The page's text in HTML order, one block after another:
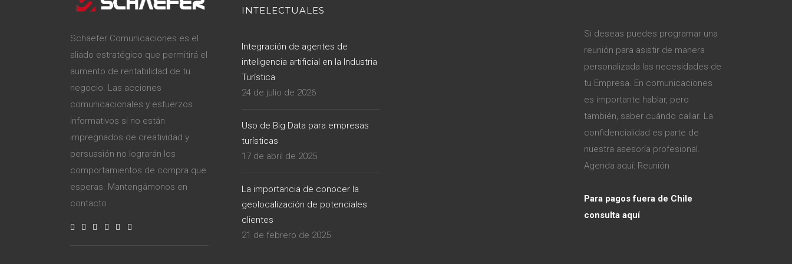
Schaefer Comunicaciones es el
aliado estratégico que permitirá el
aumento de rentabilidad de tu
negocio. Las acciones
comunicacionales y esfuerzos
informativos si no están
impregnados de creatividad y
persuasión no lograrán los
comportamientos de compra que
esperas. Mantengámonos en
contacto
INTELECTUALES
Integración de agentes de
inteligencia artificial en la Industria
Turística
24 de julio de 2026
Uso de Big Data para empresas
turísticas
17 de abril de 2025
La importancia de conocer la
geolocalización de potenciales
clientes
21 de febrero de 2025
Si deseas puedes programar una
reunión para asistir de manera
personalizada las necesidades de
tu Empresa. En comunicaciones
es importante hablar, pero
también, saber cuándo callar. La
confidencialidad es parte de
nuestra asesoría profesional.
Agenda aquí: Reunión
Para pagos fuera de Chile
consulta aquí